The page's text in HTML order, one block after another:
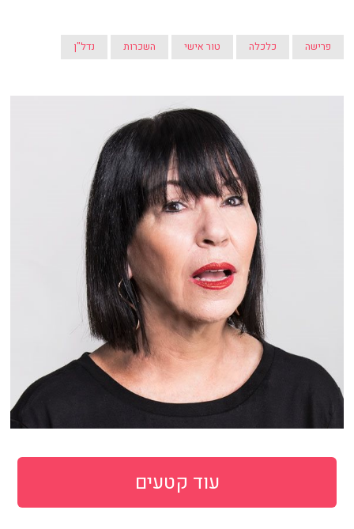
פרישה כלכלה טור אישי השכרות נדל"ן
עוד קטעים